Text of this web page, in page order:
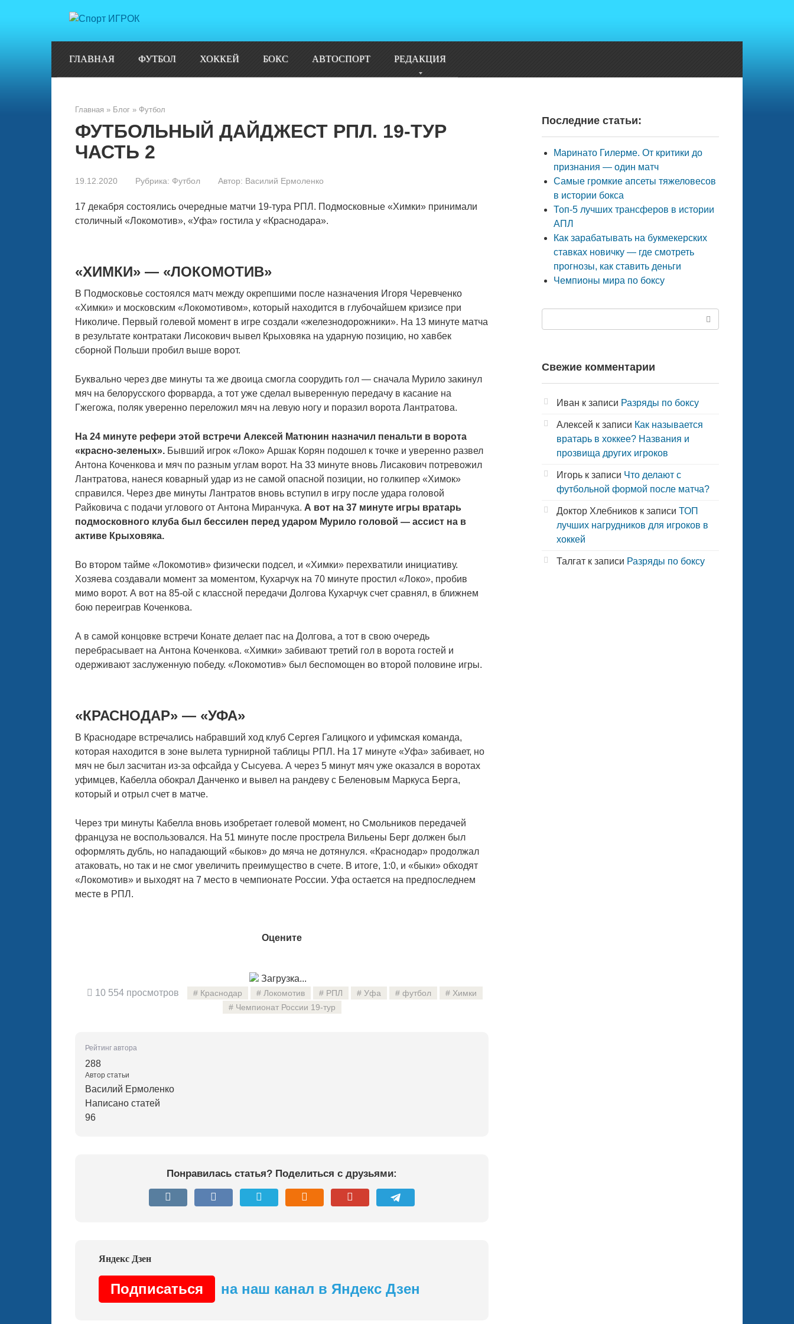
ГЛАВНАЯ ФУТБОЛ ХОККЕЙ БОКС АВТОСПОРТ РЕДАКЦИЯ
Главная » Блог » Футбол
ФУТБОЛЬНЫЙ ДАЙДЖЕСТ РПЛ. 19-ТУР
ЧАСТЬ 2
19.12.2020 Рубрика: Футбол Автор: Василий Ермоленко
17 декабря состоялись очередные матчи 19-тура РПЛ. Подмосковные «Химки» принимали
столичный «Локомотив», «Уфа» гостила у «Краснодара».
«ХИМКИ» — «ЛОКОМОТИВ»
В Подмосковье состоялся матч между окрепшими после назначения Игоря Черевченко
«Химки» и московским «Локомотивом», который находится в глубочайшем кризисе при
Николиче. Первый голевой момент в игре создали «железнодорожники». На 13 минуте матча
в результате контратаки Лисокович вывел Крыховяка на ударную позицию, но хавбек
сборной Польши пробил выше ворот.
Буквально через две минуты та же двоица смогла соорудить гол — сначала Мурило закинул
мяч на белорусского форварда, а тот уже сделал выверенную передачу в касание на
Гжегожа, поляк уверенно переложил мяч на левую ногу и поразил ворота Лантратова.
На 24 минуте рефери этой встречи Алексей Матюнин назначил пенальти в ворота
«красно-зеленых». Бывший игрок «Локо» Аршак Корян подошел к точке и уверенно развел
Антона Коченкова и мяч по разным углам ворот. На 33 минуте вновь Лисакович потревожил
Лантратова, нанеся коварный удар из не самой опасной позиции, но голкипер «Химок»
справился. Через две минуты Лантратов вновь вступил в игру после удара головой
Райковича с подачи углового от Антона Миранчука. А вот на 37 минуте игры вратарь
подмосковного клуба был бессилен перед ударом Мурило головой — ассист на в
активе Крыховяка.
Во втором тайме «Локомотив» физически подсел, и «Химки» перехватили инициативу.
Хозяева создавали момент за моментом, Кухарчук на 70 минуте простил «Локо», пробив
мимо ворот. А вот на 85-ой с классной передачи Долгова Кухарчук счет сравнял, в ближнем
бою переиграв Коченкова.
А в самой концовке встречи Конате делает пас на Долгова, а тот в свою очередь
перебрасывает на Антона Коченкова. «Химки» забивают третий гол в ворота гостей и
одерживают заслуженную победу. «Локомотив» был беспомощен во второй половине игры.
«КРАСНОДАР» — «УФА»
В Краснодаре встречались набравший ход клуб Сергея Галицкого и уфимская команда,
которая находится в зоне вылета турнирной таблицы РПЛ. На 17 минуте «Уфа» забивает, но
мяч не был засчитан из-за офсайда у Сысуева. А через 5 минут мяч уже оказался в воротах
уфимцев, Кабелла обокрал Данченко и вывел на рандеву с Беленовым Маркуса Берга,
который и отрыл счет в матче.
Через три минуты Кабелла вновь изобретает голевой момент, но Смольников передачей
француза не воспользовался. На 51 минуте после прострела Вильены Берг должен был
оформлять дубль, но нападающий «быков» до мяча не дотянулся. «Краснодар» продолжал
атаковать, но так и не смог увеличить преимущество в счете. В итоге, 1:0, и «быки» обходят
«Локомотив» и выходят на 7 место в чемпионате России. Уфа остается на предпоследнем
месте в РПЛ.
Оцените
Загрузка...
10 554 просмотров
Краснодар Локомотив РПЛ Уфа футбол
Химки
Чемпионат России 19-тур
Рейтинг автора
288
Автор статьи
Василий Ермоленко
Написано статей
96
Понравилась статья? Поделиться с друзьями:
Подписаться на наш канал в Яндекс Дзен
Последние статьи:
Маринато Гилерме. От критики до
признания — один матч
Самые громкие апсеты тяжеловесов
в истории бокса
Топ-5 лучших трансферов в истории
АПЛ
Как зарабатывать на букмекерских
ставках новичку — где смотреть
прогнозы, как ставить деньги
Чемпионы мира по боксу
Свежие комментарии
Иван к записи Разряды по боксу
Алексей к записи Как называется
вратарь в хоккее? Названия и
прозвища других игроков
Игорь к записи Что делают с
футбольной формой после матча?
Доктор Хлебников к записи ТОП
лучших нагрудников для игроков в
хоккей
Талгат к записи Разряды по боксу